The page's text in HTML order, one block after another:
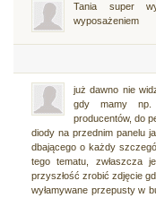
Tania super
wyposażeniem
już dawno nie
gdy mamy np.
producentów, do
diody na przednim panelu
dbającego o każdy
tego tematu, zwłaszcza
przyszłość zrobić zdjęcie
wyłamywane przepusty w